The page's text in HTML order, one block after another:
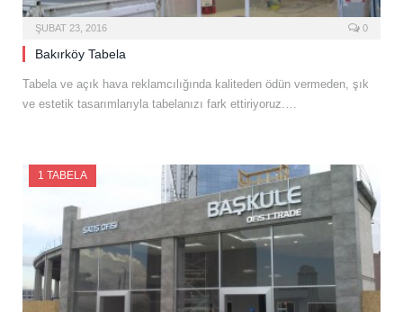
ŞUBAT 23, 2016 0
Bakırköy Tabela
Tabela ve açık hava reklamcılığında kaliteden ödün vermeden, şık
ve estetik tasarımlarıyla tabelanızı fark ettiriyoruz.…
1 TABELA